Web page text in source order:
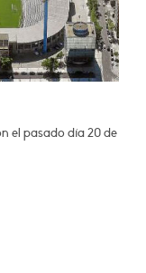
el pasado día 20 de